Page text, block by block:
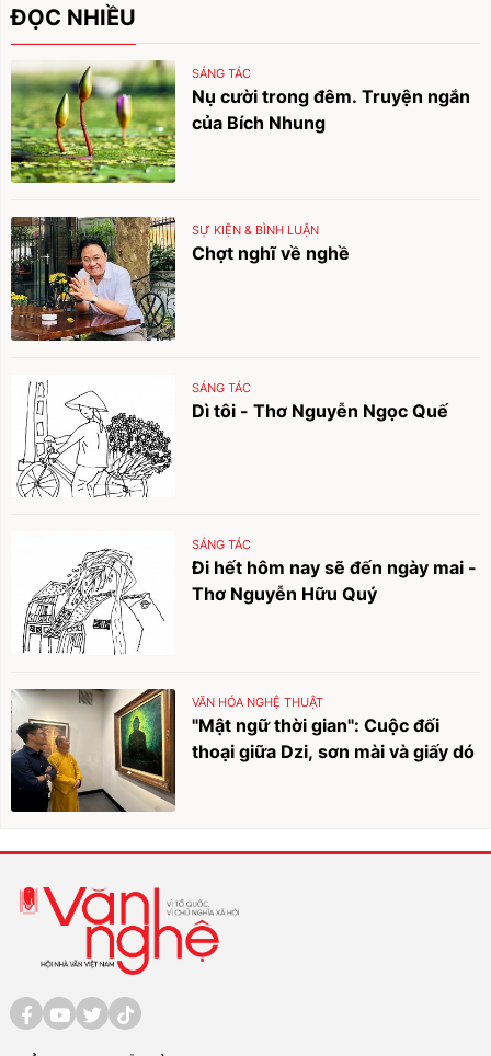
ĐỌC NHIỀU
SÁNG TÁC
Nụ cười trong đêm. Truyện ngắn
của Bích Nhung
SỰ KIỆN & BÌNH LUẬN
Chợt nghĩ về nghề
SÁNG TÁC
Dì tôi - Thơ Nguyễn Ngọc Quế
SÁNG TÁC
Đi hết hôm nay sẽ đến ngày mai -
Thơ Nguyễn Hữu Quý
VĂN HÓA NGHỆ THUẬT
"Mật ngữ thời gian": Cuộc đối
thoại giữa Dzi, sơn mài và giấy dó